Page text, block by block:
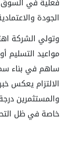
الجودة
وتولي الشركة
مواعيد التسليم
ساهم في بناء
الالتزام يعكس
والمستثمرين
خاصة في ظل